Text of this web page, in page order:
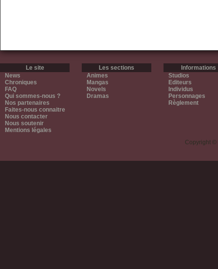
Le site
News
Chroniques
FAQ
Qui sommes-nous ?
Nos partenaires
Faites-nous connaitre
Nous contacter
Nous soutenir
Mentions légales
Les sections
Animes
Mangas
Novels
Dramas
Informations
Studios
Editeurs
Individus
Personnages
Règlement
Copyright ©